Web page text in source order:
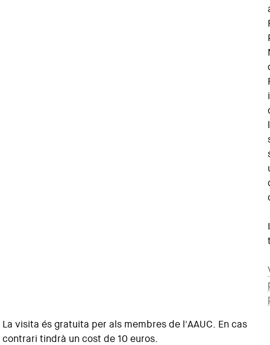
La visita és gratuita per als membres de l'AAUC. En cas
contrari tindrà un cost de 10 euros.